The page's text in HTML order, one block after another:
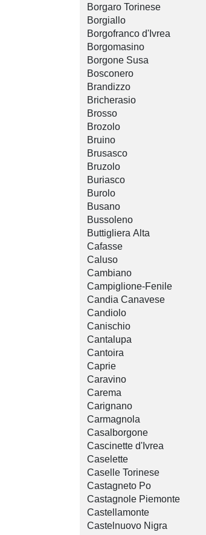
Borgaro Torinese
Borgiallo
Borgofranco d'Ivrea
Borgomasino
Borgone Susa
Bosconero
Brandizzo
Bricherasio
Brosso
Brozolo
Bruino
Brusasco
Bruzolo
Buriasco
Burolo
Busano
Bussoleno
Buttigliera Alta
Cafasse
Caluso
Cambiano
Campiglione-Fenile
Candia Canavese
Candiolo
Canischio
Cantalupa
Cantoira
Caprie
Caravino
Carema
Carignano
Carmagnola
Casalborgone
Cascinette d'Ivrea
Caselette
Caselle Torinese
Castagneto Po
Castagnole Piemonte
Castellamonte
Castelnuovo Nigra